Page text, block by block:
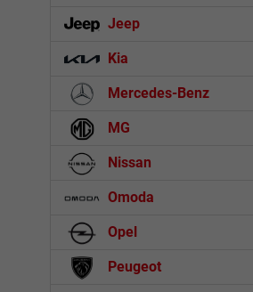
Jeep
Kia
Mercedes-Benz
MG
Nissan
Omoda
Opel
Peugeot